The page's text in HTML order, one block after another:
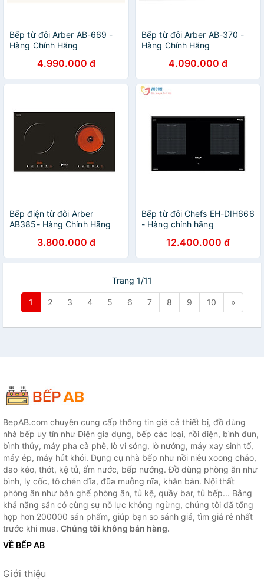
Bếp từ đôi Arber AB-669 -
Hàng Chính Hãng
4.990.000 đ
Bếp từ đôi Arber AB-370 -
Hàng Chính Hãng
4.090.000 đ
Bếp điện từ đôi Arber
AB385- Hàng Chính Hãng
3.800.000 đ
Bếp từ đôi Chefs EH-DIH666
- Hàng chính hãng
12.400.000 đ
Trang 1/11
1 2 3 4 5 6 7 8 9 10 »
BepAB.com chuyên cung cấp thông tin giá cả thiết bị, đồ dùng
nhà bếp uy tín như Điện gia dụng, bếp các loại, nồi điện, bình đun,
bình thủy, máy pha cà phê, lò vi sóng, lò nướng, máy xay sinh tố,
máy ép, máy hút khói. Dụng cụ nhà bếp như nồi niêu xoong chảo,
dao kéo, thớt, kệ tủ, ấm nước, bếp nướng. Đồ dùng phòng ăn như
bình, ly cốc, tô chén dĩa, đũa muỗng nĩa, khăn bàn. Nội thất
phòng ăn như bàn ghế phòng ăn, tủ kệ, quầy bar, tủ bếp... Bằng
khả năng sẵn có cùng sự nỗ lực không ngừng, chúng tôi đã tổng
hợp hơn 200000 sản phẩm, giúp bạn so sánh giá, tìm giá rẻ nhất
trước khi mua. Chúng tôi không bán hàng.
VỀ BẾP AB
Giới thiệu